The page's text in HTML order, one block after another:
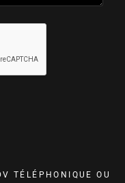
TÉLÉPHONIQUE OU